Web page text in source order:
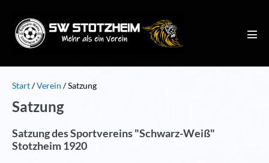
Inhalt
springen
Start/Verein /Satzung
Satzung
Satzung des Sportvereins "Schwarz-Weiß"
Stotzheim 1920